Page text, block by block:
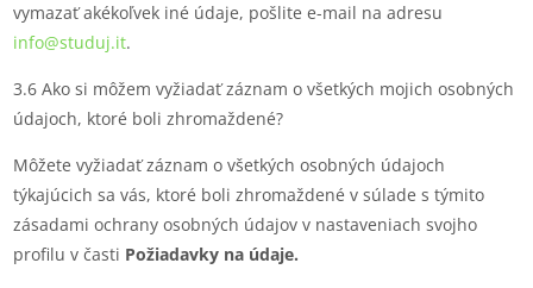
vymazať akékoľvek iné údaje, pošlite e-mail na adresu
info@studuj.it.
3.6 Ako si môžem vyžiadať záznam o všetkých mojich osobných
údajoch, ktoré boli zhromaždené?
Môžete vyžiadať záznam o všetkých osobných údajoch
týkajúcich sa vás, ktoré boli zhromaždené v súlade s týmito
zásadami ochrany osobných údajov v nastaveniach svojho
profilu v časti Požiadavky na údaje.